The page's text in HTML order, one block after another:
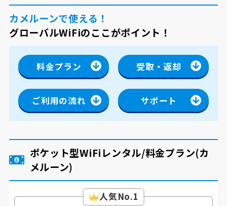
カメルーンで使える！
グローバルWiFiのここがポイント！
料金プラン 受取・返却
ご利用の流れ サポート
ポケット型WiFiレンタル/料金プラン(カ
メルーン)
人気No.1